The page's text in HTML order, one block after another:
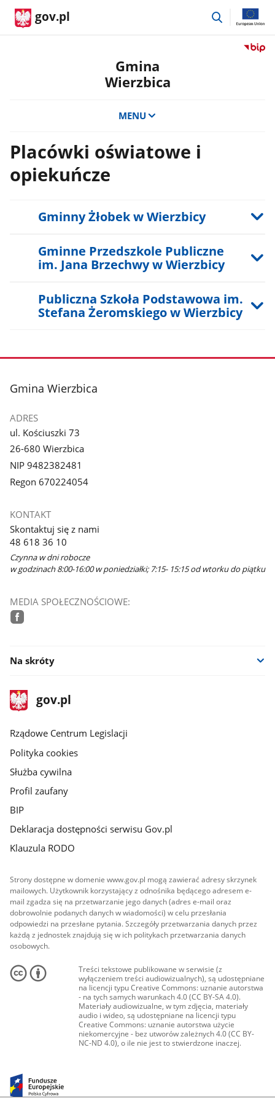
gov.pl
przejdź
Przejdź
Gmina
Wierzbica
MENU
Placówki oświatowe i
opiekuńcze
Gminny Żłobek w Wierzbicy
Gminne Przedszkole Publiczne
im. Jana Brzechwy w Wierzbicy
Publiczna Szkoła Podstawowa im.
Stefana Żeromskiego w Wierzbicy
stopka
Gmina Wierzbica
ADRES
ul. Kościuszki 73
26-680 Wierzbica
NIP 9482382481
Regon 670224054
KONTAKT
Skontaktuj się z nami
48 618 36 10
Czynna w dni robocze
w godzinach 8:00-16:00 w poniedziałki; 7:15- 15:15 od wtorku do piątku
MEDIA SPOŁECZNOŚCIOWE:
Na skróty
stopka
gov.plStrona
gov.pl
Rządowe Centrum Legislacji
Polityka cookies
Służba cywilna
Profil zaufany
BIP
Deklaracja dostępności serwisu Gov.pl
Klauzula RODO
Strony dostępne w domenie www.gov.pl mogą zawierać adresy skrzynek
mailowych. Użytkownik korzystający z odnośnika będącego adresem e-
mail zgadza się na przetwarzanie jego danych (adres e-mail oraz
dobrowolnie podanych danych w wiadomości) w celu przesłania
odpowiedzi na przesłane pytania. Szczegóły przetwarzania danych przez
każdą z jednostek znajdują się w ich politykach przetwarzania danych
osobowych.
Treści tekstowe publikowane w serwisie (z
wyłączeniem treści audiowizualnych), są udostępniane
na licencji typu Creative Commons: uznanie autorstwa
- na tych samych warunkach 4.0 (CC BY-SA 4.0).
Materiały audiowizualne, w tym zdjęcia, materiały
audio i wideo, są udostępniane na licencji typu
Creative Commons: uznanie autorstwa użycie
niekomercyjne - bez utworów zależnych 4.0 (CC BY-
NC-ND 4.0), o ile nie jest to stwierdzone inaczej.